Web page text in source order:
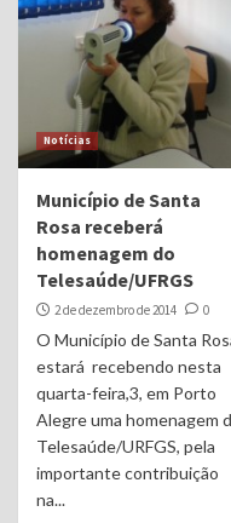
Notícias
Município de Santa
Rosa receberá
homenagem do
Telesaúde/UFRGS
2 de dezembro de 2014 0
O Município de Santa
estará recebendo nesta
quarta-feira,3, em Porto
Alegre uma homenagem
Telesaúde/URFGS, pela
importante contribuição
na...